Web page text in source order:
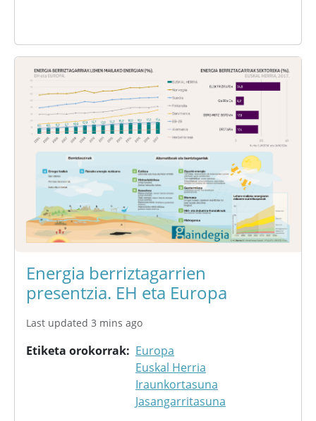
Energia berriztagarrien
presentzia. EH eta Europa
Last updated 3 mins ago
Etiketa orokorrak
Europa
Euskal Herria
Iraunkortasuna
Jasangarritasuna